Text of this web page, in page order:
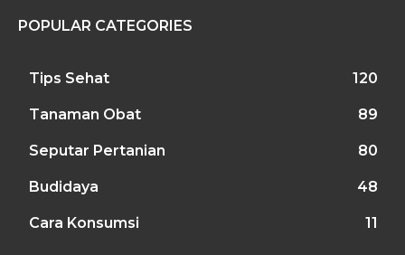
POPULAR CATEGORIES
Tips Sehat 120
Tanaman Obat 89
Seputar Pertanian 80
Budidaya 48
Cara Konsumsi 11